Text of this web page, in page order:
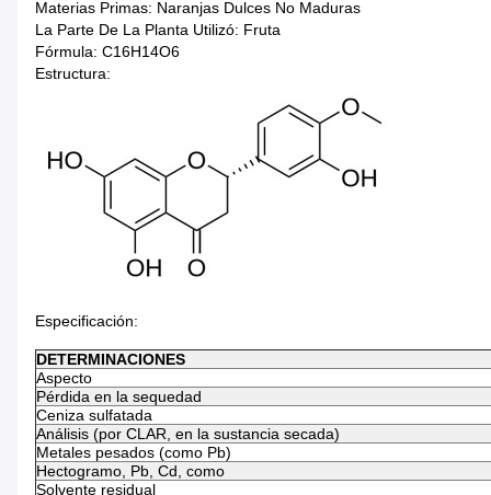
Materias Primas: Naranjas Dulces No Maduras
La Parte De La Planta Utilizó: Fruta
Fórmula: C16H14O6
Estructura:
Especificación:
DETERMINACIONES
Aspecto
Pérdida en la sequedad
Ceniza sulfatada
Análisis (por CLAR, en la sustancia secada)
Metales pesados (como Pb)
Hectogramo, Pb, Cd, como
Solvente residual